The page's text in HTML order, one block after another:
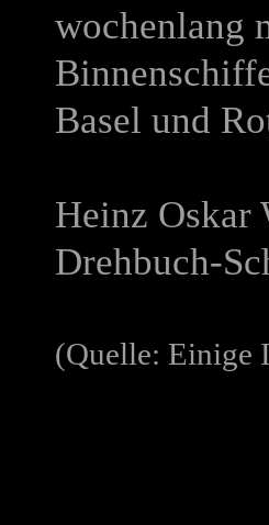
wochenlang
Basel und
Heinz Oskar
Drehbuch-
(Quelle: Einige